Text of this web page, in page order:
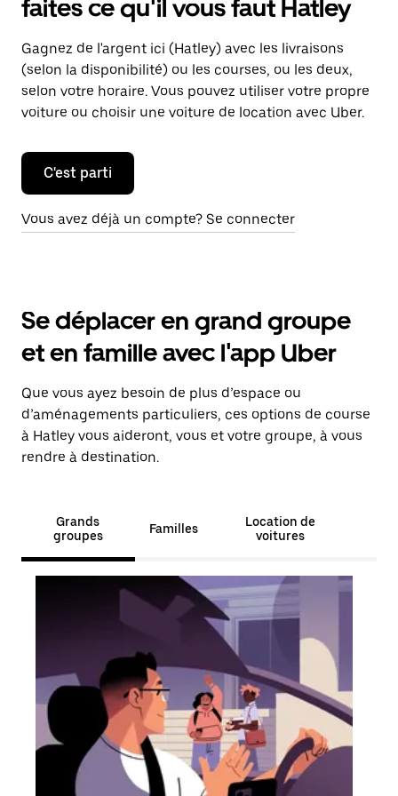
faites ce qu'il vous faut Hatley
Gagnez de l'argent ici (Hatley) avec les livraisons
(selon la disponibilité) ou les courses, ou les deux,
selon votre horaire. Vous pouvez utiliser votre propre
voiture ou choisir une voiture de location avec Uber.
C'est parti
Vous avez déjà un compte? Se connecter
Se déplacer en grand groupe
et en famille avec l'app Uber
Que vous ayez besoin de plus d’espace ou
d’aménagements particuliers, ces options de course
à Hatley vous aideront, vous et votre groupe, à vous
rendre à destination.
Grands
groupes
Familles
Location de
voitures